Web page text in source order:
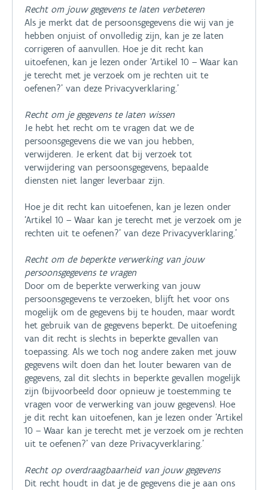
Recht om jouw gegevens te laten verbeteren
Als je merkt dat de persoonsgegevens die wij van je
hebben onjuist of onvolledig zijn, kan je ze laten
corrigeren of aanvullen. Hoe je dit recht kan
uitoefenen, kan je lezen onder ‘Artikel 10 – Waar kan
je terecht met je verzoek om je rechten uit te
oefenen?’ van deze Privacyverklaring.’
Recht om je gegevens te laten wissen
Je hebt het recht om te vragen dat we de
persoonsgegevens die we van jou hebben,
verwijderen. Je erkent dat bij verzoek tot
verwijdering van persoonsgegevens, bepaalde
diensten niet langer leverbaar zijn.
Hoe je dit recht kan uitoefenen, kan je lezen onder
‘Artikel 10 – Waar kan je terecht met je verzoek om je
rechten uit te oefenen?’ van deze Privacyverklaring.’
Recht om de beperkte verwerking van jouw
persoonsgegevens te vragen
Door om de beperkte verwerking van jouw
persoonsgegevens te verzoeken, blijft het voor ons
mogelijk om de gegevens bij te houden, maar wordt
het gebruik van de gegevens beperkt. De uitoefening
van dit recht is slechts in beperkte gevallen van
toepassing. Als we toch nog andere zaken met jouw
gegevens wilt doen dan het louter bewaren van de
gegevens, zal dit slechts in beperkte gevallen mogelijk
zijn (bijvoorbeeld door opnieuw je toestemming te
vragen voor de verwerking van jouw gegevens). Hoe
je dit recht kan uitoefenen, kan je lezen onder ‘Artikel
10 – Waar kan je terecht met je verzoek om je rechten
uit te oefenen?’ van deze Privacyverklaring.’
Recht op overdraagbaarheid van jouw gegevens
Dit recht houdt in dat je de gegevens die je aan ons